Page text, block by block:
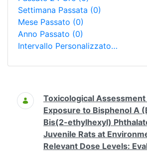
Settimana Passata (0)
Mese Passato (0)
Anno Passato (0)
Intervallo Personalizzato…
Ricerca
Toxicological
Exposure to Bisphenol A
Bis(2-ethylhexyl)
Juvenile Rats at
Relevant Dose Levels: